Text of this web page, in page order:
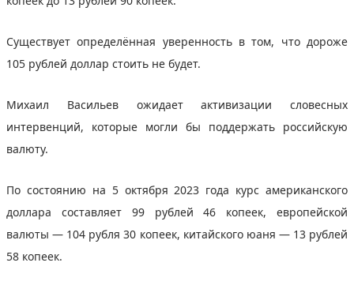
Существует определённая уверенность в том, что дороже
105 рублей доллар стоить не будет.
Михаил Васильев ожидает активизации словесных
интервенций, которые могли бы поддержать российскую
валюту.
По состоянию на 5 октября 2023 года курс американского
доллара составляет 99 рублей 46 копеек, европейской
валюты — 104 рубля 30 копеек, китайского юаня — 13 рублей
58 копеек.